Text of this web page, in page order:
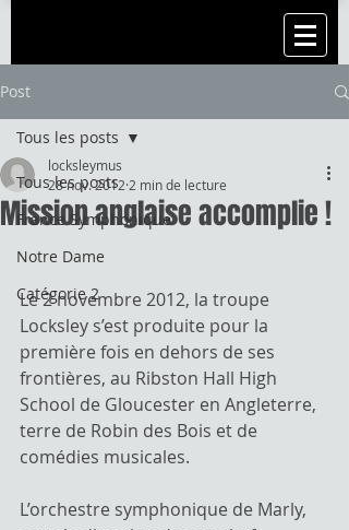
Post
Tous les posts
France Symphonique
Notre Dame
Catégorie 2
Tous les posts
Mission anglaise accomplie !
locksleymus
28 nov. 2012 2 min de lecture
Le 2 novembre 2012, la troupe
Locksley s’est produite pour la
première fois en dehors de ses
frontières, au Ribston Hall High
School de Gloucester en Angleterre,
terre de Robin des Bois et de
comédies musicales.
L’orchestre symphonique de Marly,